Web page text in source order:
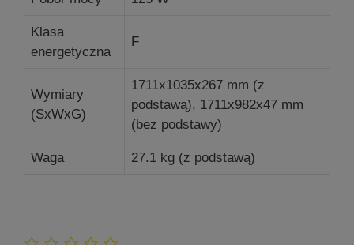
Klasa
energetyczna
F
Wymiary
(SxWxG)
1711x1035x267 mm (z
podstawą), 1711x982x47 mm
(bez podstawy)
Waga 27.1 kg (z podstawą)